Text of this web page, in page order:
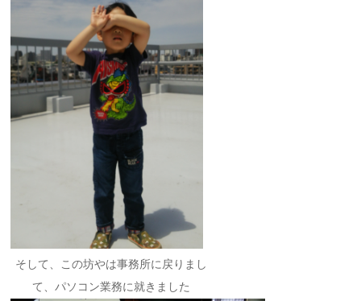
そして、この坊やは事務所に戻りまし
て、パソコン業務に就きました